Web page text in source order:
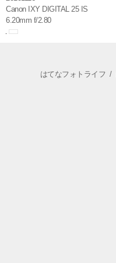
Canon IXY DIGITAL 25 IS
6.20mm f/2.80
はてなフォトライフ /